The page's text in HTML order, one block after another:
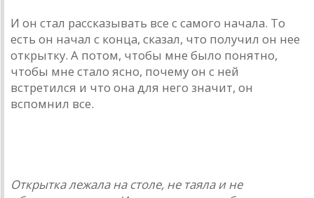
И он стал рассказывать все с самого начала. То
есть он начал с конца, сказал, что получил он нее
открытку. А потом, чтобы мне было понятно,
чтобы мне стало ясно, почему он с ней
встретился и что она для него значит, он
вспомнил все.
Открытка лежала на столе, не таяла и не